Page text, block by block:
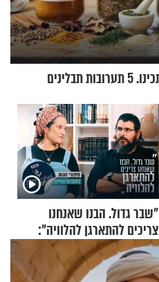
לגזור ולשמור: במקום לקנות - תכינו. 5 תערובות תבלינים
"שבר גדול. הבנו שאנחנו
צריכים להתארגן להלוויה":
זוגיות במבחן, הפעם עם מרים
וגד דנינו